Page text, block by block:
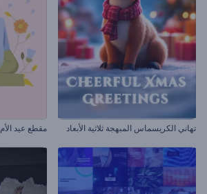
تهاني الكريسماس المبهجة ثلاثية الأبعاد مقطع عيد الأم